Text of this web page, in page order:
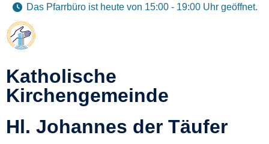
Das Pfarrbüro ist heute von 15:00 - 19:00 Uhr geöffnet.
Katholische
Kirchengemeinde
Hl. Johannes der Täufer